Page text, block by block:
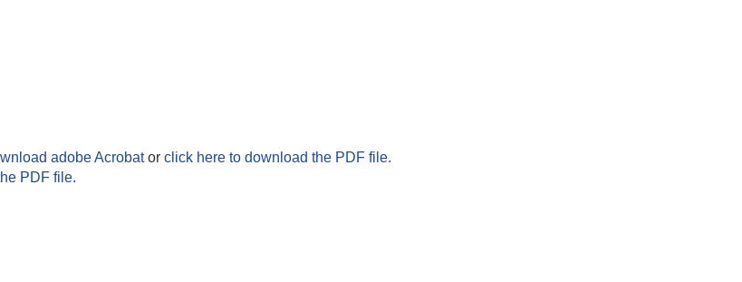
adobe Acrobator click here to download the PDF file.
PDF file.